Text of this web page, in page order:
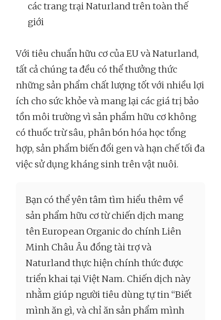
các trang trại Naturland trên toàn thế
giới
Với tiêu chuẩn hữu cơ của EU và Naturland,
tất cả chúng ta đều có thể thưởng thức
những sản phẩm chất lượng tốt với nhiều lợi
ích cho sức khỏe và mang lại các giá trị bảo
tồn môi trường vì sản phẩm hữu cơ không
có thuốc trừ sâu, phân bón hóa học tổng
hợp, sản phẩm biến đổi gen và hạn chế tối đa
việc sử dụng kháng sinh trên vật nuôi.
Bạn có thể yên tâm tìm hiểu thêm về
sản phẩm hữu cơ từ chiến dịch mang
tên European Organic do chính Liên
Minh Châu Âu đồng tài trợ và
Naturland thực hiện chính thức được
triển khai tại Việt Nam. Chiến dịch này
nhằm giúp người tiêu dùng tự tin “Biết
mình ăn gì, và chỉ ăn sản phẩm mình